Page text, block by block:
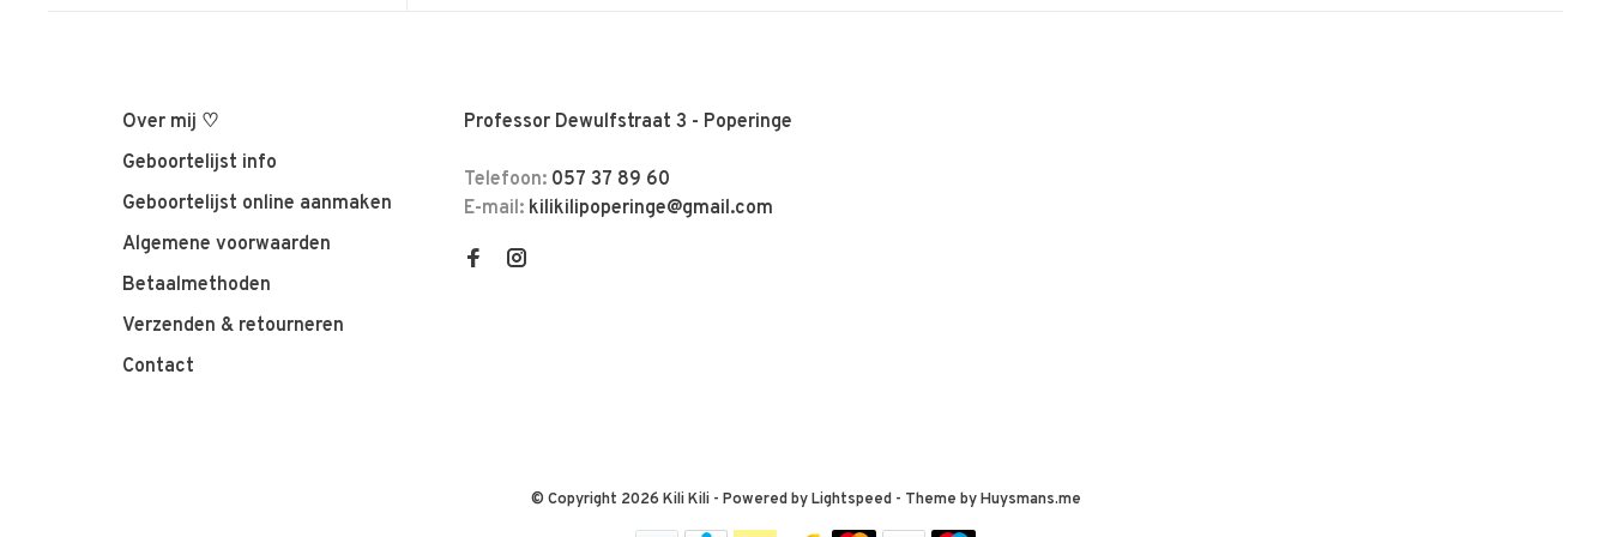
Over mij ♡
Geboortelijst info
Geboortelijst online aanmaken
Algemene voorwaarden
Betaalmethoden
Verzenden & retourneren
Contact
Professor Dewulfstraat 3 - Poperinge
Telefoon: 057 37 89 60
E-mail: kilikilipoperinge@gmail.com
© Copyright 2026 Kili Kili - Powered byLightspeed- Theme byHuysmans.me